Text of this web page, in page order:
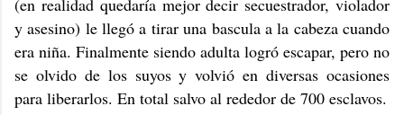
y asesino) le llegó a tirar una bascula a la cabeza cuando
era niña. Finalmente siendo adulta logró escapar, pero no
se olvido de los suyos y volvió en diversas ocasiones
para liberarlos. En total salvo al rededor de 700 esclavos.